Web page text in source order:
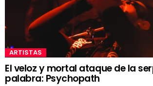
ARTISTAS
El veloz y mortal ataque de la
palabra: Psychopath